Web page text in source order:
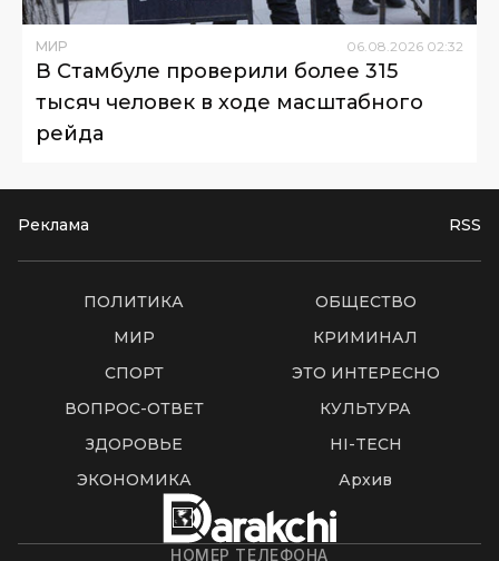
МИР 06.08.2026 02:32
В Стамбуле проверили более 315
тысяч человек в ходе масштабного
рейда
Реклама RSS
ПОЛИТИКА
ОБЩЕСТВО
МИР
КРИМИНАЛ
СПОРТ
ЭТО ИНТЕРЕСНО
ВОПРОС-ОТВЕТ
КУЛЬТУРА
ЗДОРОВЬЕ
HI-TECH
ЭКОНОМИКА
Архив
НОМЕР ТЕЛЕФОНА